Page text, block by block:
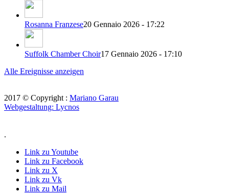
Rosanna Franzese20 Gennaio 2026 - 17:22
Suffolk Chamber Choir17 Gennaio 2026 - 17:10
Alle Ereignisse anzeigen
2017 © Copyright : Mariano Garau
Webgestaltung: Lycnos
.
Link zu Youtube
Link zu Facebook
Link zu X
Link zu Vk
Link zu Mail